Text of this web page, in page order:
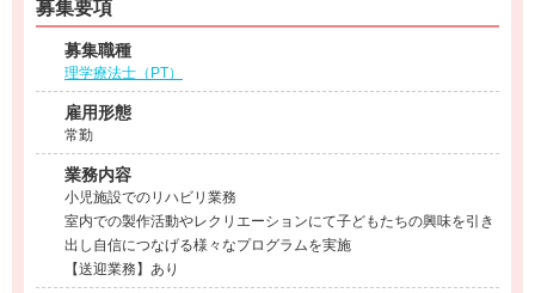
募集要項
募集職種
理学療法士（PT）
雇用形態
常勤
業務内容
小児施設でのリハビリ業務
室内での製作活動やレクリエーションにて子どもたちの興味を引き
出し自信につなげる様々なプログラムを実施
【送迎業務】あり